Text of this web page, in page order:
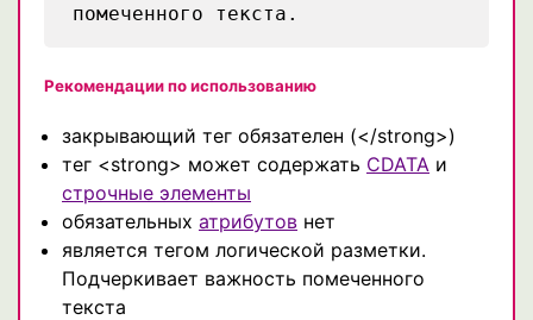
помеченного текста.
Рекомендации по использованию
закрывающий тег обязателен (</strong>)
тег <strong> может содержать CDATA и
строчные элементы
обязательных атрибутов нет
является тегом логической разметки.
Подчеркивает важность помеченного
текста